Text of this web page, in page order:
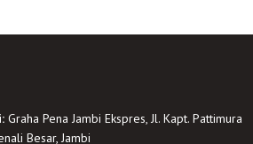
Graha Pena Jambi Ekspres, Jl. Kapt. Pattimura
Besar, Jambi